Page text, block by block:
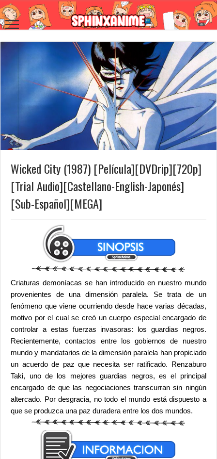
Wicked City (1987) [Película][DVDrip][720p]
[Trial Audio][Castellano-English-Japonés]
[Sub-Español][MEGA]
Criaturas demoníacas se han introducido en nuestro mundo
provenientes de una dimensión paralela. Se trata de un
fenómeno que viene ocurriendo desde hace varias décadas,
motivo por el cual se creó un cuerpo especial encargado de
controlar a estas fuerzas invasoras: los guardias negros.
Recientemente, contactos entre los gobiernos de nuestro
mundo y mandatarios de la dimensión paralela han propiciado
un acuerdo de paz que necesita ser ratificado. Renzaburo
Taki, uno de los mejores guardias negros, es el principal
encargado de que las negociaciones transcurran sin ningún
altercado. Por desgracia, no todo el mundo está dispuesto a
que se produzca una paz duradera entre los dos mundos.